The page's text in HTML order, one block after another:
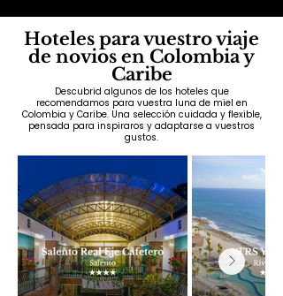
Hoteles para vuestro viaje
de novios en Colombia y
Caribe
Descubrid algunos de los hoteles que
recomendamos para vuestra luna de miel en
Colombia y Caribe. Una selección cuidada y flexible,
pensada para inspiraros y adaptarse a vuestros
gustos.